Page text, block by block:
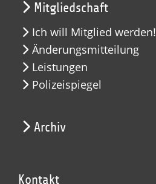
Mitgliedschaft
Ich will Mitglied werden!
Änderungsmitteilung
Leistungen
Polizeispiegel
Archiv
Kontakt